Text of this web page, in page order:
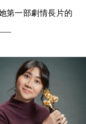
第一部劇情長片的
——